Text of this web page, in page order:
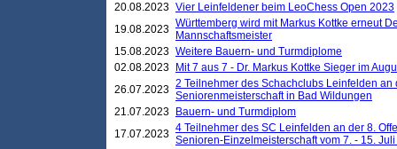
20.08.2023 Vier Leinfeldener beim LeoChess Open 2023
19.08.2023 Württemberg wird mit Markus Kottke erneut
Mannschaftsmeister
15.08.2023 Weitere Bauern- und Turmdiplome
02.08.2023
Mit 7 aus 7 - Dr. Markus Kottke Sieger im
26.07.2023 2 Teilnehmer des Schachclubs Leinfelden an
Seniorenmeisterschaft in Bad Wildungen
21.07.2023
Bauern- und Turmdiplom
17.07.2023 4 Teilnehmer des SC Leinfelden an der 8.
Senioren-Einzelmeisterschaft vom 7. - 15.